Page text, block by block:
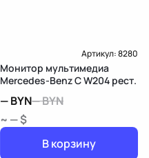
Артикул:8280
Монитор мультимедиа
Mercedes-Benz C W204 рест.
—BYN—BYN
~ — $
В корзину